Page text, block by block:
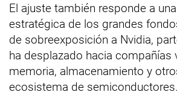
El ajuste también responde a
estratégica de los grandes
de sobreexposición a Nvidia,
ha desplazado hacia compañías
memoria, almacenamiento y
ecosistema de semiconductores.